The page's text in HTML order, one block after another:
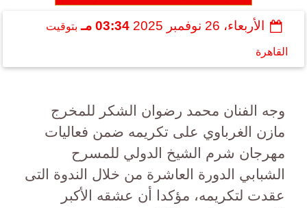
الأربعاء، 26 نوفمبر 2025 03:34 مـ بتوقيت
القاهرة
وجه الفنان محمد رضوان الشكر للمخرج
مازن الغرباوي على تكريمه ضمن فعاليات
مهرجان شرم الشيخ الدولي للمسرح
الشبابي الدورة العاشرة من خلال الندوة التى
عقدت لتكريمه، مؤكدا أن عشقه الأكبر